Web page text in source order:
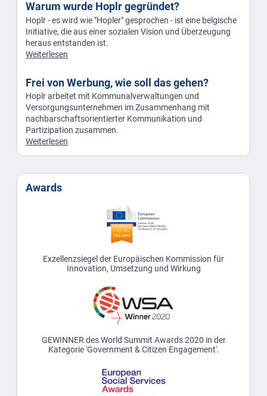
Warum wurde Hoplr gegründet?
Hoplr - es wird wie "Hopler" gesprochen - ist eine belgische
Initiative, die aus einer sozialen Vision und Überzeugung
heraus entstanden ist.
Weiterlesen
Frei von Werbung, wie soll das gehen?
Hoplr arbeitet mit Kommunalverwaltungen und
Versorgungsunternehmen im Zusammenhang mit
nachbarschaftsorientierter Kommunikation und
Partizipation zusammen.
Weiterlesen
Awards
Exzellenzsiegel der Europäischen Kommission für
Innovation, Umsetzung und Wirkung
GEWINNER des World Summit Awards 2020 in der
Kategorie 'Government & Citizen Engagement'.